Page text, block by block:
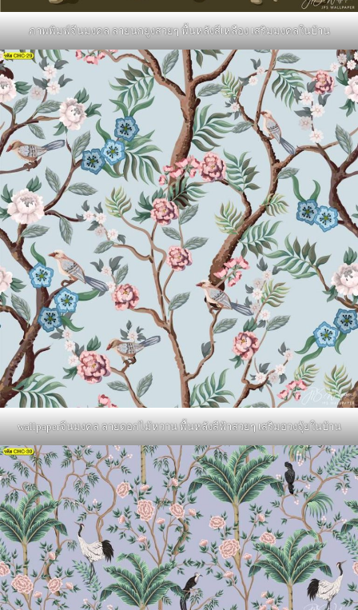
ภาพพิมพ์จีนมงคล ลายนกยูงสวยๆ พื้นหลังสีเหลือง เสริมมงคลในบ้าน
wallpaperจีนมงคล ลายดอกไม้หวาน พื้นหลังสีฟ้าสวยๆ เสริมฮวงจุ้ยในบ้าน